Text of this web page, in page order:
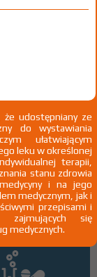
ATC
że udostępniany ze
do wystawiania
ułatwiającym
leku w określonej
terapii,
stanu zdrowia
i na jego
medycznym, jak i
przepisami i
zajmujących się
medycznych.